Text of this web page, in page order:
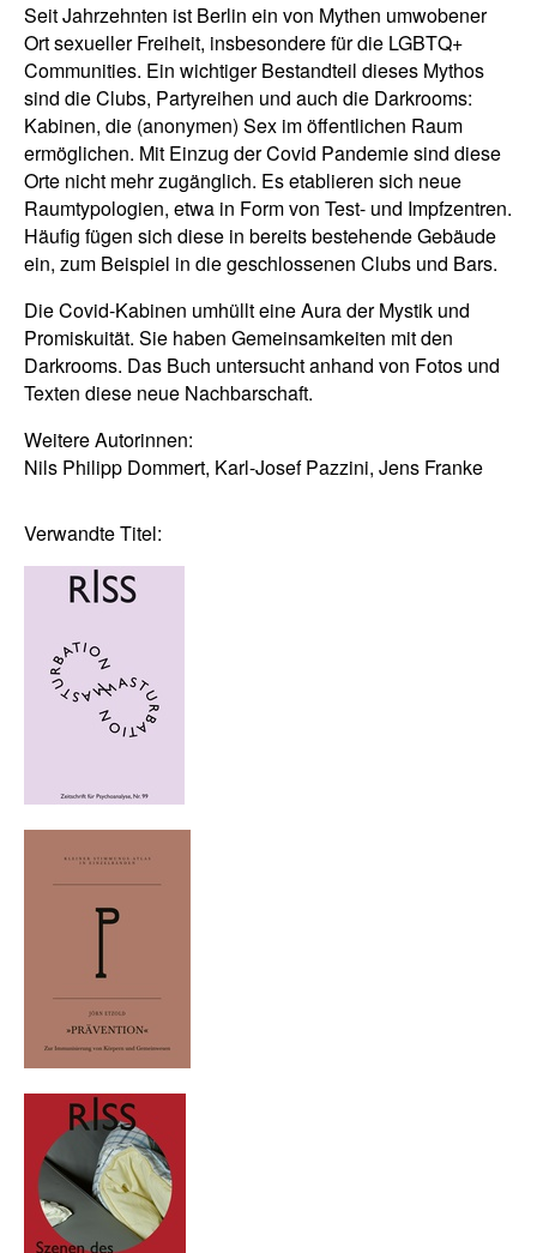
Seit Jahrzehnten ist Berlin ein von Mythen umwobener
Ort sexueller Freiheit, insbesondere für die LGBTQ+
Communities. Ein wichtiger Bestandteil dieses Mythos
sind die Clubs, Partyreihen und auch die Darkrooms:
Kabinen, die (anonymen) Sex im öffentlichen Raum
ermöglichen. Mit Einzug der Covid Pandemie sind diese
Orte nicht mehr zugänglich. Es etablieren sich neue
Raumtypologien, etwa in Form von Test- und Impfzentren.
Häufig fügen sich diese in bereits bestehende Gebäude
ein, zum Beispiel in die geschlossenen Clubs und Bars.
Die Covid-Kabinen umhüllt eine Aura der Mystik und
Promiskuität. Sie haben Gemeinsamkeiten mit den
Darkrooms. Das Buch untersucht anhand von Fotos und
Texten diese neue Nachbarschaft.
Weitere Autorinnen:
Nils Philipp Dommert, Karl-Josef Pazzini, Jens Franke
Verwandte Titel: